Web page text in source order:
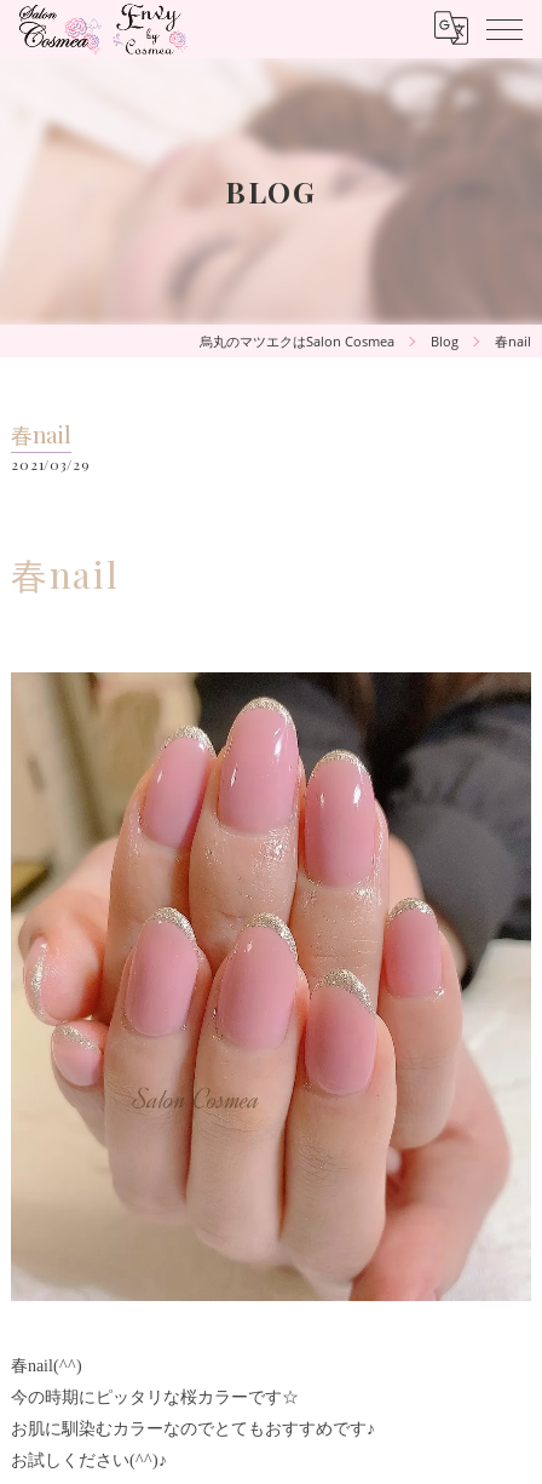
BLOG
烏丸のマツエクはSalon Cosmea Blog 春nail
春nail
2021/03/29
春nail
春nail(^^)
今の時期にピッタリな桜カラーです☆
お肌に馴染むカラーなのでとてもおすすめです♪
お試しください(^^)♪